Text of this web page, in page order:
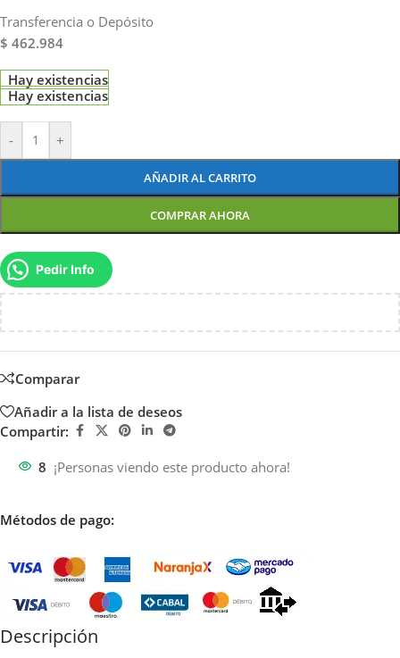
Transferencia o Depósito
$ 462.984
Hay existencias
Hay existencias
- +
AÑADIR AL CARRITO
COMPRAR AHORA
Pedir Info
Comparar
Añadir a la lista de deseos
Compartir:
8 ¡Personas viendo este producto ahora!
Métodos de pago:
Descripción